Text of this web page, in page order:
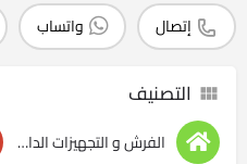
إتصال واتساب
التصنيف
الفرش و التجهيزات الداخليه